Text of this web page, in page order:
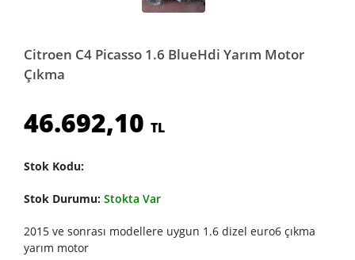
Citroen C4 Picasso 1.6 BlueHdi Yarım Motor
Çıkma
46.692,10 TL
Stok Kodu:
Stok Durumu: Stokta Var
2015 ve sonrası modellere uygun 1.6 dizel euro6 çıkma
yarım motor